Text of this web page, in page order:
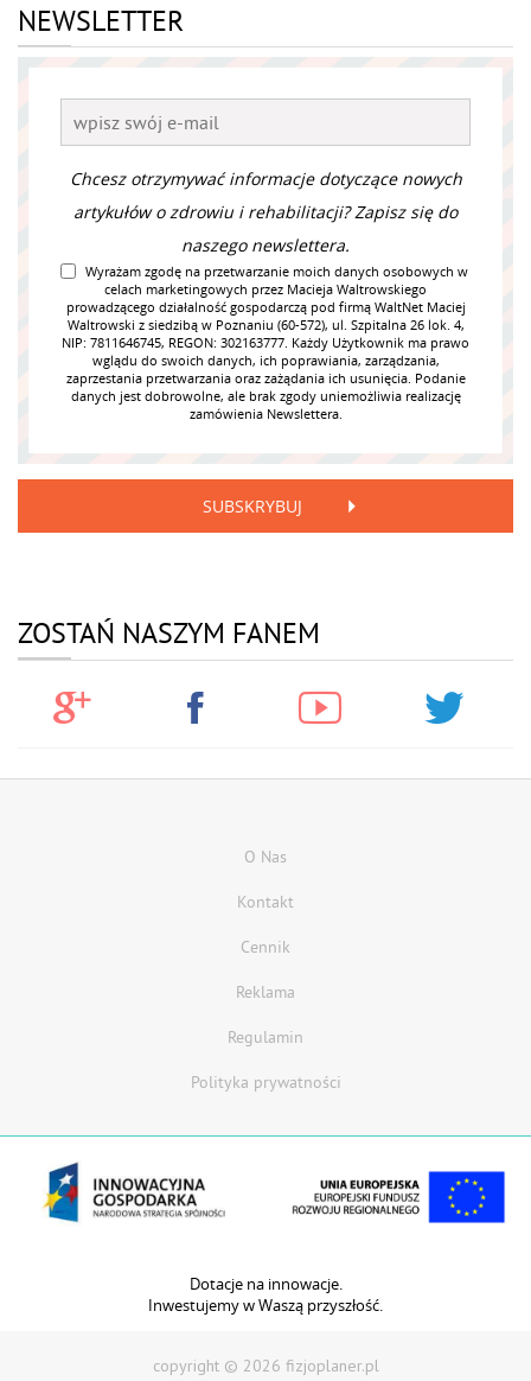
NEWSLETTER
Chcesz otrzymywać informacje dotyczące nowych
artykułów o zdrowiu i rehabilitacji? Zapisz się do
naszego newslettera.
Wyrażam zgodę na przetwarzanie moich danych osobowych w
celach marketingowych przez Macieja Waltrowskiego
prowadzącego działalność gospodarczą pod firmą WaltNet Maciej
Waltrowski z siedzibą w Poznaniu (60-572), ul. Szpitalna 26 lok. 4,
NIP: 7811646745, REGON: 302163777. Każdy Użytkownik ma prawo
wglądu do swoich danych, ich poprawiania, zarządzania,
zaprzestania przetwarzania oraz zażądania ich usunięcia. Podanie
danych jest dobrowolne, ale brak zgody uniemożliwia realizację
zamówienia Newslettera.
SUBSKRYBUJ
ZOSTAŃ NASZYM FANEM
O Nas
Kontakt
Cennik
Reklama
Regulamin
Polityka prywatności
Dotacje na innowacje.
Inwestujemy w Waszą przyszłość.
copyright © 2026 fizjoplaner.pl